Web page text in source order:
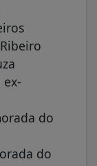
do
do